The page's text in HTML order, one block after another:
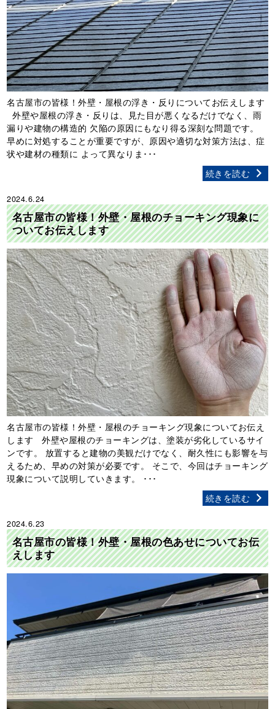
名古屋市の皆様！外壁・屋根の浮き・反りについてお伝えします
外壁や屋根の浮き・反りは、見た目が悪くなるだけでなく、雨
漏りや建物の構造的 欠陥の原因にもなり得る深刻な問題です。
早めに対処することが重要ですが、原因や適切な対策方法は、症
状や建材の種類に よって異なりま･･･
続きを読む
2024.6.24
名古屋市の皆様！外壁・屋根のチョーキング現象に
ついてお伝えします
名古屋市の皆様！外壁・屋根のチョーキング現象についてお伝え
します 外壁や屋根のチョーキングは、塗装が劣化しているサイ
ンです。 放置すると建物の美観だけでなく、耐久性にも影響を与
えるため、早めの対策が必要です。 そこで、今回はチョーキング
現象について説明していきます。 ･･･
続きを読む
2024.6.23
名古屋市の皆様！外壁・屋根の色あせについてお伝
えします